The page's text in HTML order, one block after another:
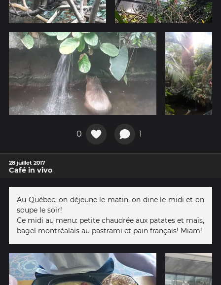
0 1
28 juillet 2017
Café in vivo
Au Québec, on déjeune le matin, on dine le midi et on
soupe le soir!
Ce midi au menu: petite chaudrée aux patates et maïs,
bagel montréalais au pastrami et pain français! Miam!